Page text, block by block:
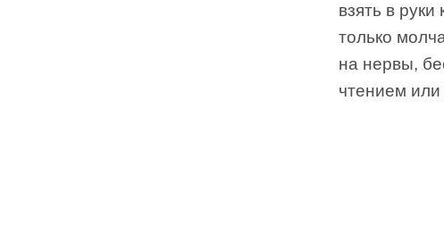
взять в
только
на нервы,
чтением или